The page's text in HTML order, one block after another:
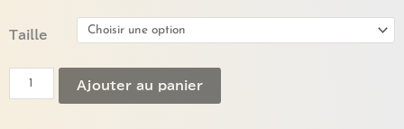
Taille
quantité
Sneakers
"MONACO2"
MONCLER
Ajouter au panier